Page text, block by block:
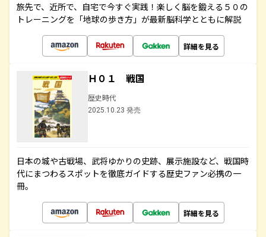
旅先で、近所で、自宅で今すぐ実践！楽しく脳を鍛える５０の
トレーニングを「地球の歩き方」が最新脳科学とともに解説
詳細を見る
Ｈ０１ 戦国
歴史時代
2025.10.23 発売
日本の城や古戦場、武将ゆかりの史跡、展示施設など、戦国時
代にまつわるスポットを徹底ガイドする歴史ファン必携の一
冊。
詳細を見る